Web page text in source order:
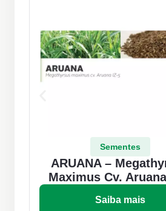
Sementes
ARUANA –
Maximus Cv.
Saiba mais